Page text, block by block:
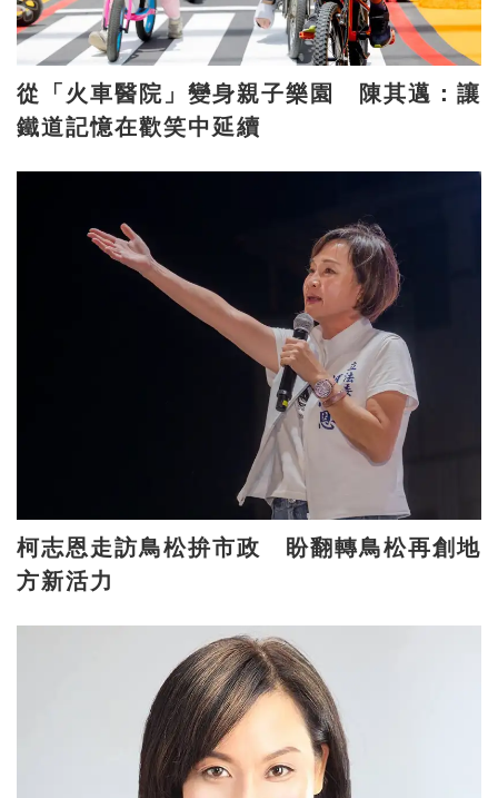
從「火車醫院」變身親子樂園 陳其邁：讓
鐵道記憶在歡笑中延續
柯志恩走訪鳥松拚市政 盼翻轉鳥松再創地
方新活力